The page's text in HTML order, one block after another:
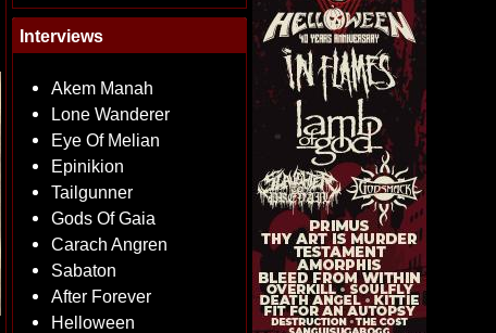
Interviews
Akem Manah
Lone Wanderer
Eye Of Melian
Epinikion
Tailgunner
Gods Of Gaia
Carach Angren
Sabaton
After Forever
Helloween